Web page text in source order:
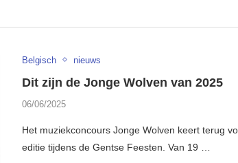
Belgisch nieuws
Dit zijn de Jonge Wolven van 2025
06/06/2025
Het muziekconcours Jonge Wolven keert terug
editie tijdens de Gentse Feesten. Van 19 …